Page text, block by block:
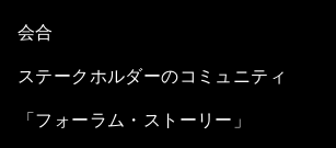
会合
ステークホルダーのコミュニティ
「フォーラム・ストーリー」